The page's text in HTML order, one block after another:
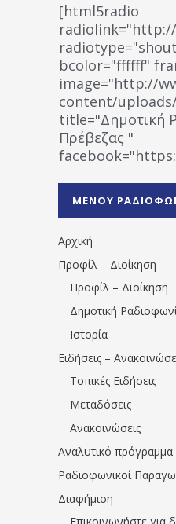
[html5radio
bcolor="ffffff"
image="http://
content/
title="Δημοτική
Πρέβεζας "
facebook="https://
ΜΕΝΟΥ
Αρχική
Προφίλ – Διοίκηση
Προφίλ – Διοίκηση
Δημοτική
Ιστορία
Ειδήσεις –
Τοπικές Ειδήσεις
Μεταδόσεις
Ανακοινώσεις
Αναλυτικό πρόγραμμα
Ραδιοφωνικοί
Διαφήμιση
Επικοινωνήστε για